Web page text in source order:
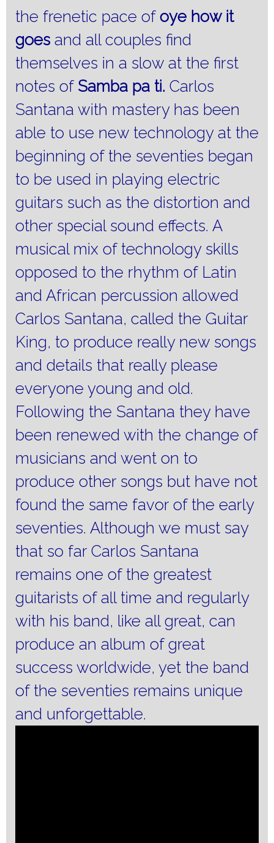
the frenetic pace of oye how it
goes and all couples find
themselves in a slow at the first
notes of Samba pa ti. Carlos
Santana with mastery has been
able to use new technology at the
beginning of the seventies began
to be used in playing electric
guitars such as the distortion and
other special sound effects. A
musical mix of technology skills
opposed to the rhythm of Latin
and African percussion allowed
Carlos Santana, called the Guitar
King, to produce really new songs
and details that really please
everyone young and old.
Following the Santana they have
been renewed with the change of
musicians and went on to
produce other songs but have not
found the same favor of the early
seventies. Although we must say
that so far Carlos Santana
remains one of the greatest
guitarists of all time and regularly
with his band, like all great, can
produce an album of great
success worldwide, yet the band
of the seventies remains unique
and unforgettable.